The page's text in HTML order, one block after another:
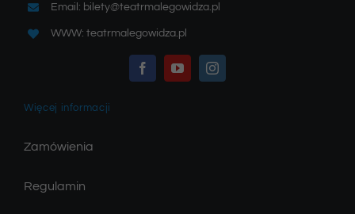
Email: bilety@teatrmalegowidza.pl
WWW: teatrmalegowidza.pl
Więcej informacji
Zamówienia
Regulamin